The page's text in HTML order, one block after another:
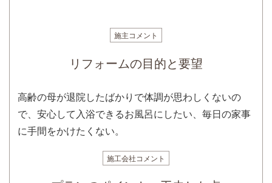
施主コメント
リフォームの目的と要望
高齢の母が退院したばかりで体調が思わしくないの
で、安心して入浴できるお風呂にしたい、毎日の家事
に手間をかけたくない。
施工会社コメント